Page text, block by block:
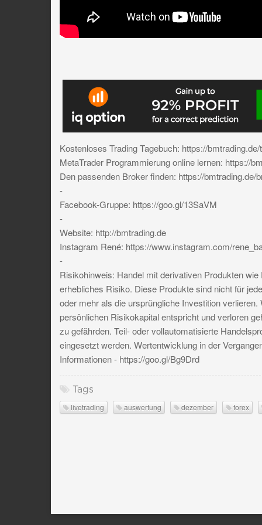
Kostenloses Trading Tagebuch: https://
MetaTrader Programmierung online lernen: https://
Den passenden Broker finden: https://bmtrading.de/
-
Facebook-Gruppe: https://goo.gl/13SaVM
-
Website: http://bmtrading.de
Instagram René: https://www.instagram.com/
-
Risikohinweis: Handel mit derivativen Produkten
erhebliches Risiko. Diese Produkte sind nicht für
oder mehr als die ursprüngliche Investition
persönlichen Risikokapital entspricht und verloren
zu gefährden. Teil- oder vollautomatisierte
eingesetzt werden. Wertentwicklung in der
Informationen - https://goo.gl/Bg9Drd
Tags
livetrading auswertung dezember forex